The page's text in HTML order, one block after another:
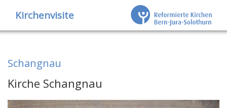
Kirchenvisite
Schangnau
Kirche Schangnau